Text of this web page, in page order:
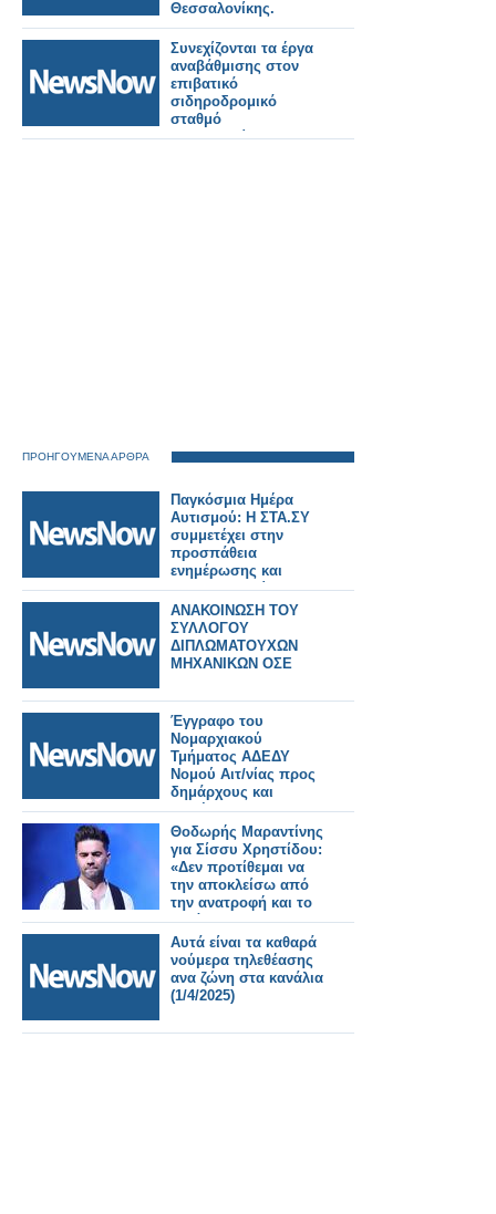
Θεσσαλονίκης.
Συνεχίζονται τα έργα
αναβάθμισης στον
επιβατικό
σιδηροδρομικό
σταθμό
Θεσσαλονίκης.
ΠΡΟΗΓΟΥΜΕΝΑ ΑΡΘΡΑ
Παγκόσμια Ημέρα
Αυτισμού: Η ΣΤΑ.ΣΥ
συμμετέχει στην
προσπάθεια
ενημέρωσης και
ευαισθητοποίησης
για τον αυτισμό
ΑΝΑΚΟΙΝΩΣΗ ΤΟΥ
ΣΥΛΛΟΓΟΥ
ΔΙΠΛΩΜΑΤΟΥΧΩΝ
ΜΗΧΑΝΙΚΩΝ ΟΣΕ
Έγγραφο του
Νομαρχιακού
Τμήματος ΑΔΕΔΥ
Νομού Αιτ/νίας προς
δημάρχους και
προέδρους
δημοτικών
συμβουλίων για λήψη
αποφάσεων των
δημοτικών
συμβουλίων για την
επαναφορά του 13 ου
και 14 ου μισθού
στους δημόσιους
υπαλλήλους και
στους συνταξιούχους.
Θοδωρής Μαραντίνης
για Σίσσυ Χρηστίδου:
«Δεν προτίθεμαι να
την αποκλείσω από
την ανατροφή και το
μεγάλωμα των
παιδιών μας»
Αυτά είναι τα καθαρά
νούμερα τηλεθέασης
ανα ζώνη στα κανάλια
(1/4/2025)